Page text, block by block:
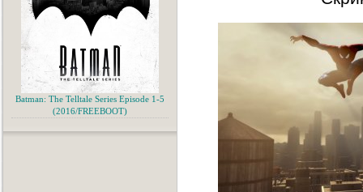
Batman: The Telltale Series Episode 1-5
(2016/FREEBOOT)